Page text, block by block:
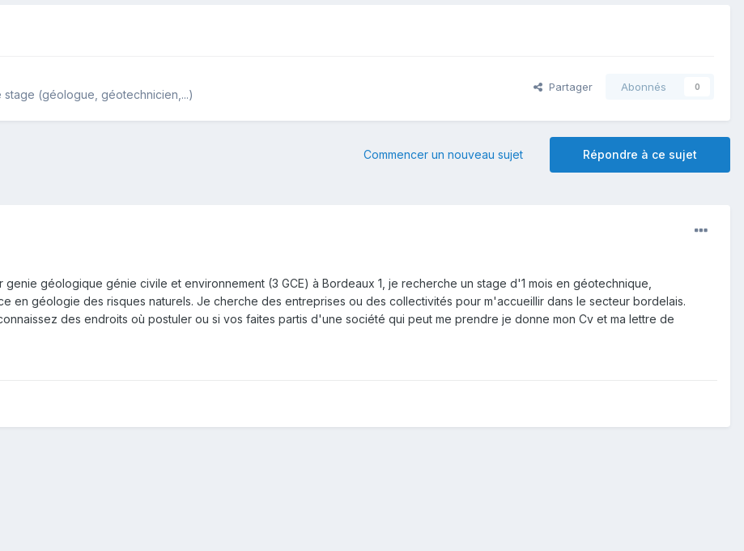
(géologue, géotechnicien,...)
Partager Abonnés 0
Répondre à ce sujet
Commencer un nouveau sujet
genie géologique génie civile et environnement (3 GCE) à Bordeaux 1, je recherche un stage d'1 mois en géotechnique,
en géologie des risques naturels. Je cherche des entreprises ou des collectivités pour m'accueillir dans le secteur bordelais.
des endroits où postuler ou si vos faites partis d'une société qui peut me prendre je donne mon Cv et ma lettre de